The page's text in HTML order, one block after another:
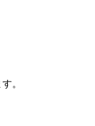
。